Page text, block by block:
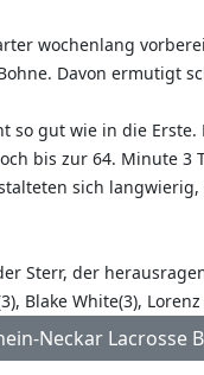
wochenlang
Davon ermutigt
gut wie in die
bis zur 64. Minute
sich
Sterr, der
Blake White(3),
Neckar Lacrosse B